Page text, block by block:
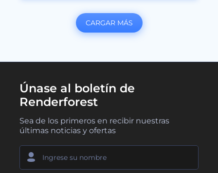
CARGAR MÁS
Únase al boletín de
Renderforest
Sea de los primeros en recibir nuestras
últimas noticias y ofertas